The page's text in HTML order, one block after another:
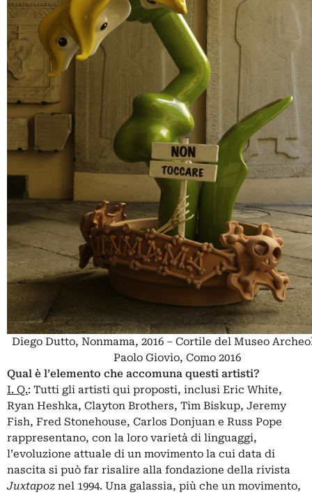
Diego Dutto, Nonmama, 2016 – Cortile del Museo
Paolo Giovio, Como 2016
Qual è l’elemento che accomuna questi artisti?
I. Q.: Tutti gli artisti qui proposti, inclusi Eric White,
Ryan Heshka, Clayton Brothers, Tim Biskup, Jeremy
Fish, Fred Stonehouse, Carlos Donjuan e Russ Pope
rappresentano, con la loro varietà di linguaggi,
l’evoluzione attuale di un movimento la cui data di
nascita si può far risalire alla fondazione della rivista
Juxtapoz nel 1994. Una galassia, più che un movimento,